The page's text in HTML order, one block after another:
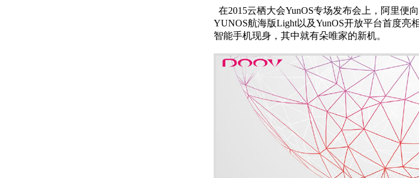
在2015云栖大会YunOS专场发布会上，阿里便
YUNOS航海版Light以及YunOS开放平台首度亮
智能手机现身，其中就有朵唯家的新机。